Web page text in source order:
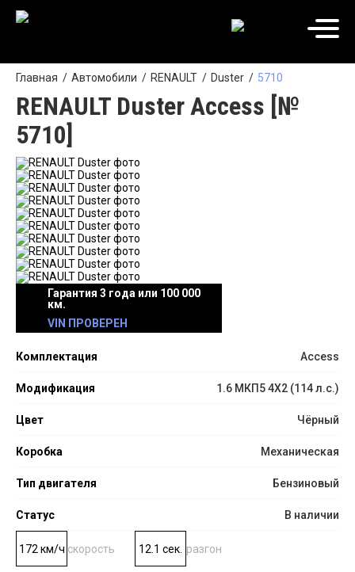
Главная Автомобили RENAULT Duster 5710
RENAULT Duster Access [№
5710]
Гарантия 3 года или 100 000
км.
VIN ПРОВЕРЕН
Комплектация Access
Модификация 1.6 МКП5 4Х2 (114 л.с.)
Цвет Чёрный
Коробка Механическая
Тип двигателя Бензиновый
Статус В наличии
172 км/ч скорость 12.1 сек. разгон